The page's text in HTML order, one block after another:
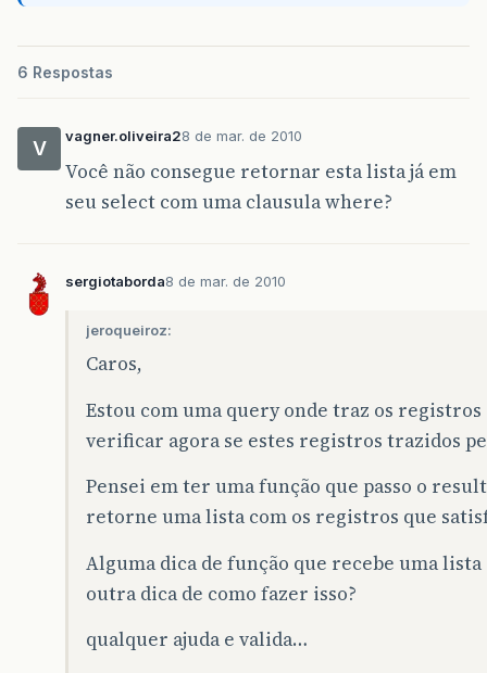
6 Respostas
V
vagner.oliveira28 de mar. de 2010
Você não consegue retornar esta lista já em
seu select com uma clausula where?
sergiotaborda8 de mar. de 2010
jeroqueiroz:
Caros,
Estou com uma query onde traz os
verificar agora se estes registros trazidos
Pensei em ter uma função que passo o
retorne uma lista com os registros que
Alguma dica de função que recebe uma
outra dica de como fazer isso?
qualquer ajuda e valida…